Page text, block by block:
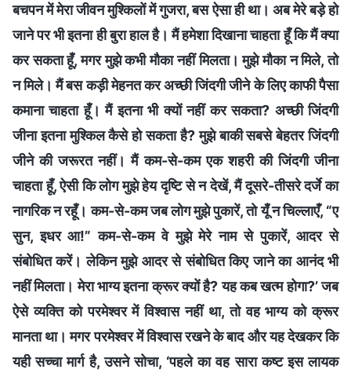
बचपन में मेरा जीवन मुश्किलों में गुजरा, बस ऐसा ही था। अब मेरे बड़े हो
जाने पर भी इतना ही बुरा हाल है। मैं हमेशा दिखाना चाहता हूँ कि मैं क्या
कर सकता हूँ, मगर मुझे कभी मौका नहीं मिलता। मुझे मौका न मिले, तो
न मिले। मैं बस कड़ी मेहनत कर अच्छी जिंदगी जीने के लिए काफी पैसा
कमाना चाहता हूँ। मैं इतना भी क्यों नहीं कर सकता? अच्छी जिंदगी
जीना इतना मुश्किल कैसे हो सकता है? मुझे बाकी सबसे बेहतर जिंदगी
जीने की जरूरत नहीं। मैं कम-से-कम एक शहरी की जिंदगी जीना
चाहता हूँ, ऐसी कि लोग मुझे हेय दृष्टि से न देखें, मैं दूसरे-तीसरे दर्जे का
नागरिक न रहूँ। कम-से-कम जब लोग मुझे पुकारें, तो यूँ न चिल्लाएँ, “ए
सुन, इधर आ!” कम-से-कम वे मुझे मेरे नाम से पुकारें, आदर से
संबोधित करें। लेकिन मुझे आदर से संबोधित किए जाने का आनंद भी
नहीं मिलता। मेरा भाग्य इतना क्रूर क्यों है? यह कब खत्म होगा?’ जब
ऐसे व्यक्ति को परमेश्वर में विश्वास नहीं था, तो वह भाग्य को क्रूर
मानता था। मगर परमेश्वर में विश्वास रखने के बाद और यह देखकर कि
यही सच्चा मार्ग है, उसने सोचा, ‘पहले का वह सारा कष्ट इस लायक